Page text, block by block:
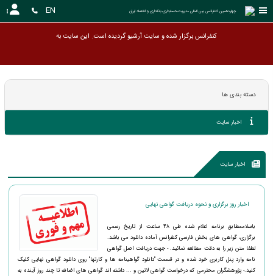
چهاردهمین کنفرانس بین المللی مدیریت،حسابداری،بانکداری و اقتصاد ایران EN
کنفرانس برگزار شده و سایت آرشیو گر
دسته بندی ها
اخبار سایت
اخبار سایت
اخبار روز برگزاری و نحوه دریافت گواهی نهایی
باسلاممطابق برنامه اعلام شده طی 48 ساعت از تاریخ رسمی
برگزاری، گواهی های بخش فارسی کنفرانس آماده دانلود می باشد.
لطفا متن زیر را به دقت مطالعه نمائید. - جهت دریافت اصل گواهی
نامه وارد پنل کاربری خود شده و در قسمت "دانلود گواهینامه ها و کارتها" روی دانلود گواهی نهایی کلیک
کنید.- پژوهشگران محترمی که درخواست گواهی لاتین و ... داشته اند گواهی های اضافه تا چند روز آینده به